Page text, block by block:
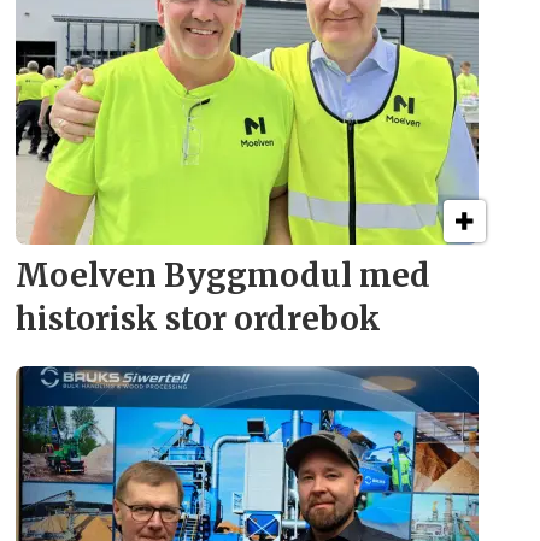
Moelven Byggmodul med
historisk stor ordrebok